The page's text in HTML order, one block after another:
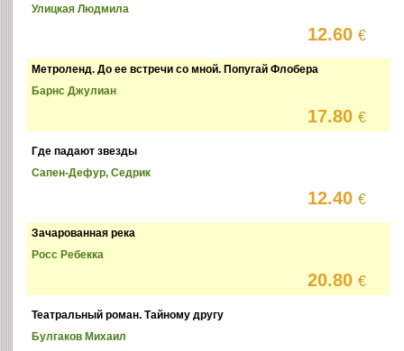
Улицкая Людмила
12.60€
Метроленд. До ее встречи со мной. Попугай Флобера
Барнс Джулиан
17.80€
Где падают звезды
Сапен-Дефур, Седрик
12.40€
Зачарованная река
Росс Ребекка
20.80€
Театральный роман. Тайному другу
Булгаков Михаил